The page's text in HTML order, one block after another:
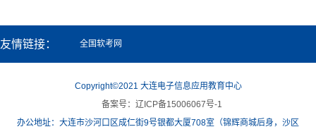
友情链接： 全国软考网
Copyright©2021 大连电子信息应用教育中心
备案号：辽ICP备15006067号-1
办公地址：大连市沙河口区成仁街9号银都大厦708室（锦辉商城后身，沙区